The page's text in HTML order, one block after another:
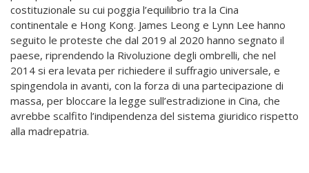
costituzionale su cui poggia l’equilibrio tra la Cina
continentale e Hong Kong. James Leong e Lynn Lee hanno
seguito le proteste che dal 2019 al 2020 hanno segnato il
paese, riprendendo la Rivoluzione degli ombrelli, che nel
2014 si era levata per richiedere il suffragio universale, e
spingendola in avanti, con la forza di una partecipazione di
massa, per bloccare la legge sull’estradizione in Cina, che
avrebbe scalfito l’indipendenza del sistema giuridico rispetto
alla madrepatria.